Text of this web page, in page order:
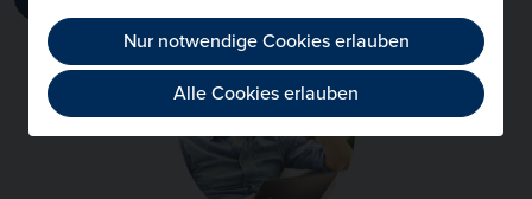
Nur notwendige Cookies erlauben
Alle Cookies erlauben